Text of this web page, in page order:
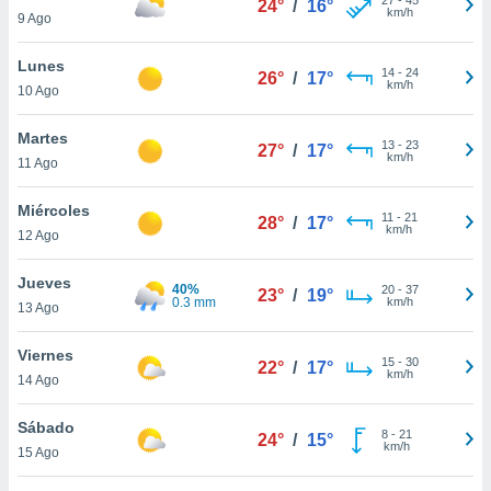
más
nuestra
y
de
disponible
cookies
aceptar
9 Ago
24° / 16°
km/h
Lunes
10 Ago
26° / 17° 14- 24
km/h
Martes
11 Ago
27° / 17° 13- 23
km/h
Miércoles
12 Ago
28° / 17° 11 - 21
km/h
Jueves
13 Ago
40%
0.3 mm
23° / 19° 20- 37
km/h
Viernes
14 Ago
22° / 17° 15- 30
km/h
Sábado
15 Ago
24° / 15° 8- 21
km/h